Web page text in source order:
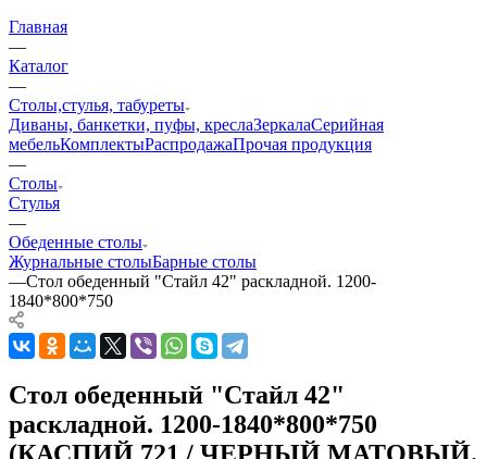
Главная
—
Каталог
—
Столы,стулья, табуреты
Диваны, банкетки, пуфы, креслаЗеркалаСерийная
мебельКомплектыРаспродажаПрочая продукция
—
Столы
Стулья
—
Обеденные столы
Журнальные столыБарные столы
—Стол обеденный "Стайл 42" раскладной. 1200-
1840*800*750
Стол обеденный "Стайл 42"
раскладной. 1200-1840*800*750